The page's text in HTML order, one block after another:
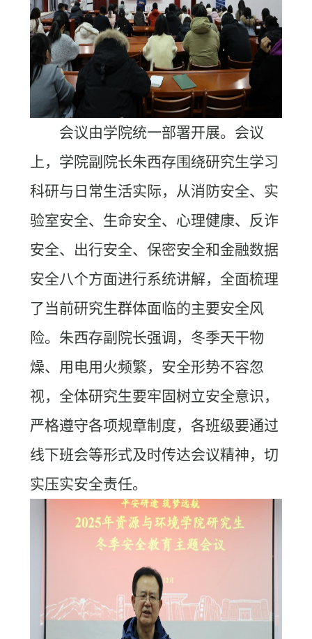
会议由学院统一部署开展。会议
上，学院副院长朱西存围绕研究生学习
科研与日常生活实际，从消防安全、实
验室安全、生命安全、心理健康、反诈
安全、出行安全、保密安全和金融数据
安全八个方面进行系统讲解，全面梳理
了当前研究生群体面临的主要安全风
险。朱西存副院长强调，冬季天干物
燥、用电用火频繁，安全形势不容忽
视，全体研究生要牢固树立安全意识，
严格遵守各项规章制度，各班级要通过
线下班会等形式及时传达会议精神，切
实压实安全责任。